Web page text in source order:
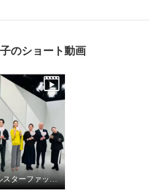
のショート動画
オールスターファッションデイ！